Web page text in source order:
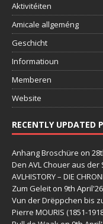
Aktivitéiten
Amicale allgeméng
Geschicht
Informatioun
Memberen
Website
RECENTLY UPDATED
Anhang Broschüre on
Den AVL Chouer aus der
AVLHISTORY – DIE
Zum Geleit on 9th April'26
Vun der Drëppchen bis
Pierre MOURIS (1851-